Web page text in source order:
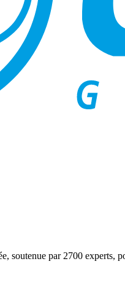
soutenue par 2700 experts,